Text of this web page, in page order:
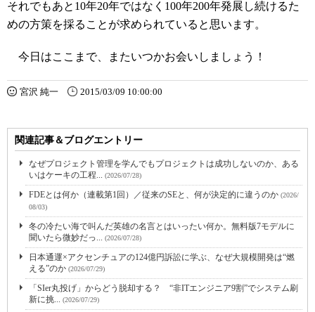
それでもあと10年20年ではなく100年200年発展し続けるた
めの方策を採ることが求められていると思います。
今日はここまで、またいつかお会いしましょう！
宮沢 純一 2015/03/09 10:00:00
関連記事＆ブログエントリー
なぜプロジェクト管理を学んでもプロジェクトは成功しないのか、ある
いはケーキの工程... (2026/07/28)
FDEとは何か（連載第1回）／従来のSEと、何が決定的に違うのか (2026/
08/03)
冬の冷たい海で叫んだ英雄の名言とはいったい何か。無料版7モデルに
聞いたら微妙だっ... (2026/07/28)
日本通運×アクセンチュアの124億円訴訟に学ぶ、なぜ大規模開発は“燃
える”のか (2026/07/29)
「SIer丸投げ」からどう脱却する？ “非ITエンジニア9割”でシステム刷
新に挑... (2026/07/29)